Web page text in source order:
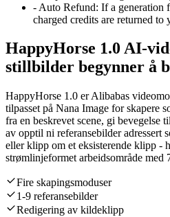
- Auto Refund: If a generation
charged credits are returned to
HappyHorse 1.0 AI-
stillbilder begynner å
HappyHorse 1.0 er Alibabas
tilpasset på Nana Image for skapere
fra en beskrevet scene, gi bevegelse
av opptil ni referansebilder adressert
eller klipp om et eksisterende klipp -
strømlinjeformet arbeidsområde med
Fire skapingsmoduser
1-9 referansebilder
Redigering av kildeklipp